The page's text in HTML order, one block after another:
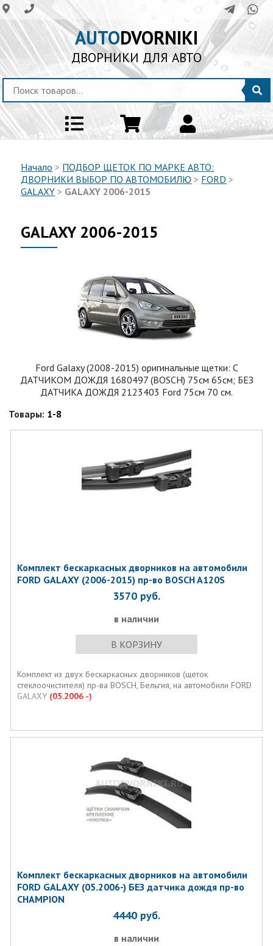
AUTODVORNIKI
ДВОРНИКИ ДЛЯ АВТО
Начало > ПОДБОР ЩЕТОК ПО МАРКЕ АВТО:
ДВОРНИКИ ВЫБОР ПО АВТОМОБИЛЮ > FORD >
GALAXY > GALAXY 2006-2015
GALAXY 2006-2015
Ford Galaxy (2008-2015) оригинальные щетки: С
ДАТЧИКОМ ДОЖДЯ 1680497 (BOSCH) 75см 65см; БЕЗ
ДАТЧИКА ДОЖДЯ 2123403 Ford 75см 70 см.
Товары: 1-8
Комплект бескаркаcных дворников на автомобили
FORD GALAXY (2006-2015) пр-во BOSCH A120S
3570 руб.
в наличии
В КОРЗИНУ
Комплект из двух бескаркаcных дворников (щеток
стеклоочистителя) пр-ва BOSCH, Бельгия, на автомобили FORD
GALAXY(05.2006 -)
Комплект бескаркаcных дворников на автомобили
FORD GALAXY (05.2006-) БЕЗ датчика дождя пр-во
CHAMPION
4440 руб.
в наличии